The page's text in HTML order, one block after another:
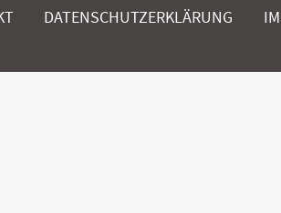
DATENSCHUTZERKLÄRUNG